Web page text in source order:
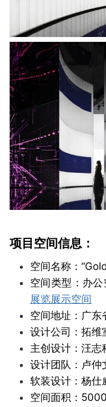
项目空间信息：
空间名称：
空间类型：办公
展览展示空间
空间地址：广东
设计公司：拓维
主创设计：汪志
设计团队：卢仲
软装设计：杨仕
空间面积：